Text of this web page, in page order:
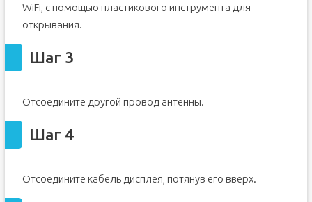
WiFi, с помощью пластикового инструмента для
открывания.
Шаг 3
Отсоедините другой провод антенны.
Шаг 4
Отсоедините кабель дисплея, потянув его вверх.